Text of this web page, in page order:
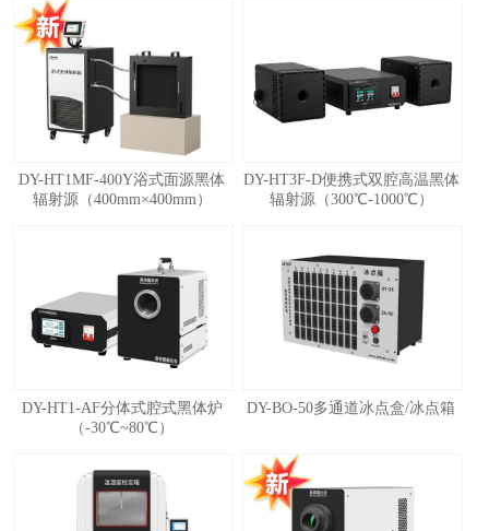
DY-HT1MF-400Y浴式面源黑体
辐射源（400mm×400mm）
DY-HT3F-D便携式双腔高温黑体
辐射源（300℃-1000℃）
DY-HT1-AF分体式腔式黑体炉
（-30℃~80℃）
DY-BO-50多通道冰点盒/冰点箱